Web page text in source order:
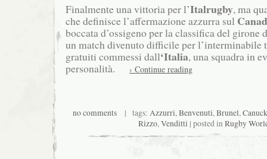
Finalmente una vittoria per l’Italrugby, ma
che definisce l’affermazione azzurra sul
boccata d’ossigeno per la classifica del girone
un match divenuto difficile per l’interminabile
gratuiti commessi dall‘Italia, una squadra in
personalità.
› Continue reading
no comments| tags: Azzurri,Benvenuti,Brunel,
Rizzo,Venditti | posted inRugby